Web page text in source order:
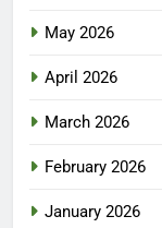
May 2026
April 2026
March 2026
February 2026
January 2026